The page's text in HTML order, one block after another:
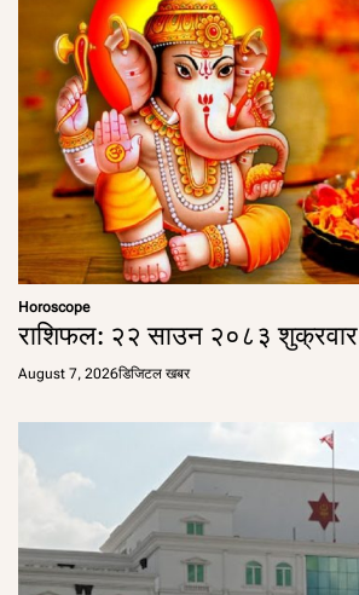
Horoscope
राशिफल: २२ साउन २०८३ शुक्रवार
August 7, 2026डिजिटल खबर